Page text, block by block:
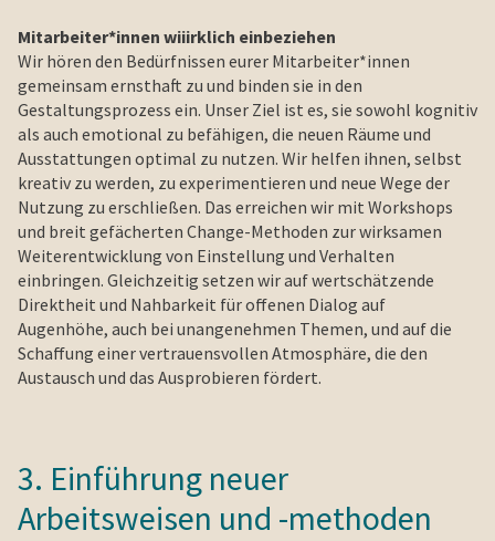
Mitarbeiter*innen wiiirklich einbeziehen
Wir hören den Bedürfnissen eurer Mitarbeiter*innen
gemeinsam ernsthaft zu und binden sie in den
Gestaltungsprozess ein. Unser Ziel ist es, sie sowohl kognitiv
als auch emotional zu befähigen, die neuen Räume und
Ausstattungen optimal zu nutzen. Wir helfen ihnen, selbst
kreativ zu werden, zu experimentieren und neue Wege der
Nutzung zu erschließen. Das erreichen wir mit Workshops
und breit gefächerten Change-Methoden zur wirksamen
Weiterentwicklung von Einstellung und Verhalten
einbringen. Gleichzeitig setzen wir auf wertschätzende
Direktheit und Nahbarkeit für offenen Dialog auf
Augenhöhe, auch bei unangenehmen Themen, und auf die
Schaffung einer vertrauensvollen Atmosphäre, die den
Austausch und das Ausprobieren fördert.
3. Einführung neuer
Arbeitsweisen und -methoden